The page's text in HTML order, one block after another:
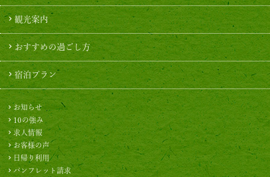
観光案内
おすすめの過ごし方
宿泊プラン
お知らせ
10の強み
求人情報
お客様の声
日帰り利用
パンフレット請求